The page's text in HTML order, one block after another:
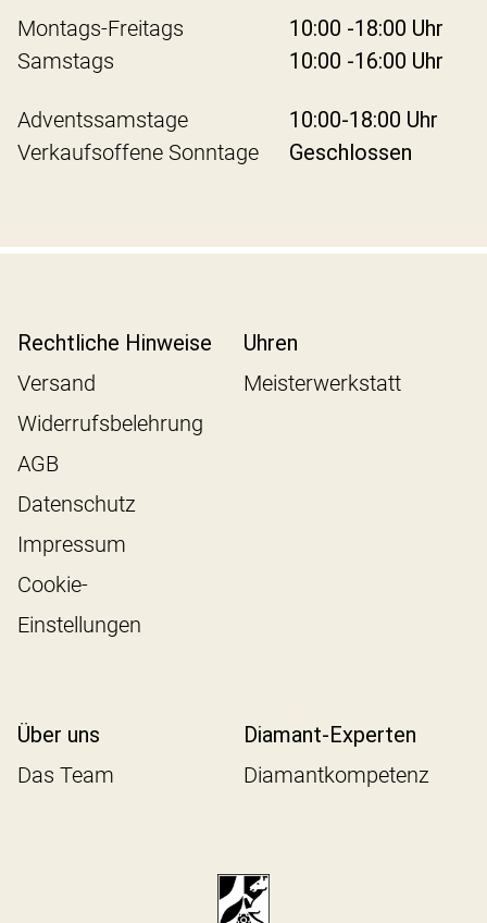
Montags-Freitags
10:00 -18:00 Uhr
Samstags
10:00 -16:00 Uhr
Adventssamstage
10:00-18:00 Uhr
Verkaufsoffene Sonntage
Geschlossen
Rechtliche Hinweise
Versand
Widerrufsbelehrung
AGB
Datenschutz
Impressum
Cookie-
Einstellungen
Uhren
Meisterwerkstatt
Über uns
Das Team
Diamant-Experten
Diamantkompetenz